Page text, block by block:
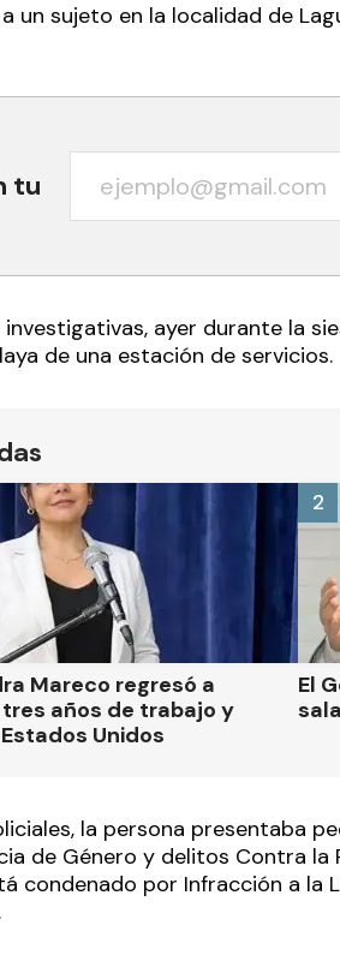
un sujeto en la localidad de
tu
ayer durante la
de una estación de servicios.
Mareco regresó a
años de trabajo y
Unidos
El
2
la persona presentaba
de Género y delitos Contra
condenado por Infracción a la